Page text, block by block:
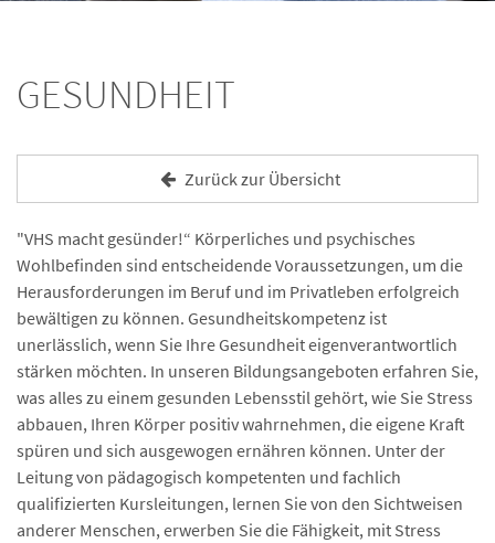
GESUNDHEIT
Zurück zur Übersicht
"VHS macht gesünder!“ Körperliches und psychisches
Wohlbefinden sind entscheidende Voraussetzungen, um die
Herausforderungen im Beruf und im Privatleben erfolgreich
bewältigen zu können. Gesundheitskompetenz ist
unerlässlich, wenn Sie Ihre Gesundheit eigenverantwortlich
stärken möchten. In unseren Bildungsangeboten erfahren Sie,
was alles zu einem gesunden Lebensstil gehört, wie Sie Stress
abbauen, Ihren Körper positiv wahrnehmen, die eigene Kraft
spüren und sich ausgewogen ernähren können. Unter der
Leitung von pädagogisch kompetenten und fachlich
qualifizierten Kursleitungen, lernen Sie von den Sichtweisen
anderer Menschen, erwerben Sie die Fähigkeit, mit Stress